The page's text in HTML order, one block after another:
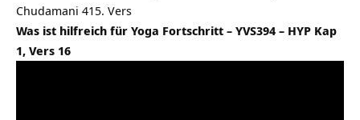
Chudamani 415. Vers
Was ist hilfreich für Yoga Fortschritt – YVS394 – HYP Kap
1, Vers 16